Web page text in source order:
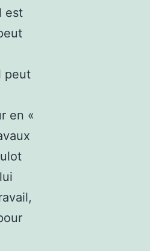
est
peut
en «